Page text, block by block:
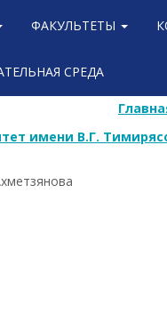
ФАКУЛЬТЕТЫ
СРЕДА
имени В.Г.